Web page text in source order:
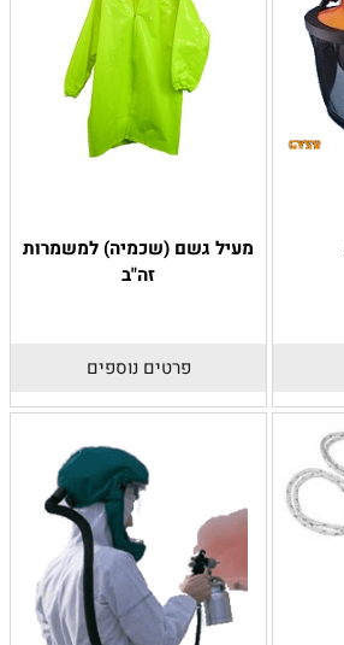
מעיל גשם (שכמיה) למשמרות
זה"ב
פרטים נוספים